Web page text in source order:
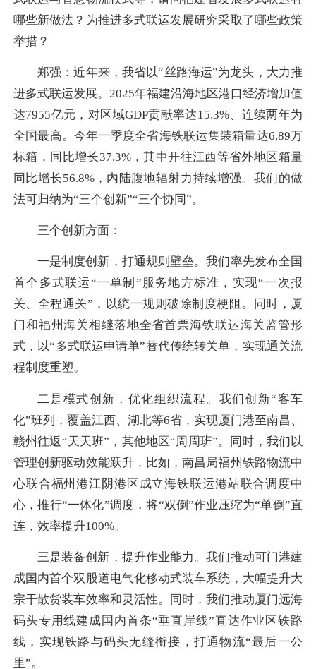
哪些新做法？为推进多式联运发展研究采取了哪些政策
举措？
郑强：近年来，我省以“丝路海运”为龙头，大力推
进多式联运发展。2025年福建沿海地区港口经济增加值
达7955亿元，对区域GDP贡献率达15.3%、连续两年为
全国最高。今年一季度全省海铁联运集装箱量达6.89万
标箱，同比增长37.3%，其中开往江西等省外地区箱量
同比增长56.8%，内陆腹地辐射力持续增强。我们的做
法可归纳为“三个创新”“三个协同”。
三个创新方面：
一是制度创新，打通规则壁垒。我们率先发布全国
首个多式联运“一单制”服务地方标准，实现“一次报
关、全程通关”，以统一规则破除制度梗阻。同时，厦
门和福州海关相继落地全省首票海铁联运海关监管形
式，以“多式联运申请单”替代传统转关单，实现通关流
程制度重塑。
二是模式创新，优化组织流程。我们创新“客车
化”班列，覆盖江西、湖北等6省，实现厦门港至南昌、
赣州往返“天天班”，其他地区“周周班”。同时，我们以
管理创新驱动效能跃升，比如，南昌局福州铁路物流中
心联合福州港江阴港区成立海铁联运港站联合调度中
心，推行“一体化”调度，将“双倒”作业压缩为“单倒”直
连，效率提升100%。
三是装备创新，提升作业能力。我们推动可门港建
成国内首个双股道电气化移动式装车系统，大幅提升大
宗干散货装车效率和灵活性。同时，我们推动厦门远海
码头专用线建成国内首条“垂直岸线”直达作业区铁路
线，实现铁路与码头无缝衔接，打通物流“最后一公
里”。